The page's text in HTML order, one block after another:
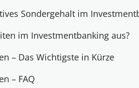
Sondergehalt im
im Investmentbanking aus?
– Das Wichtigste in Kürze
– FAQ